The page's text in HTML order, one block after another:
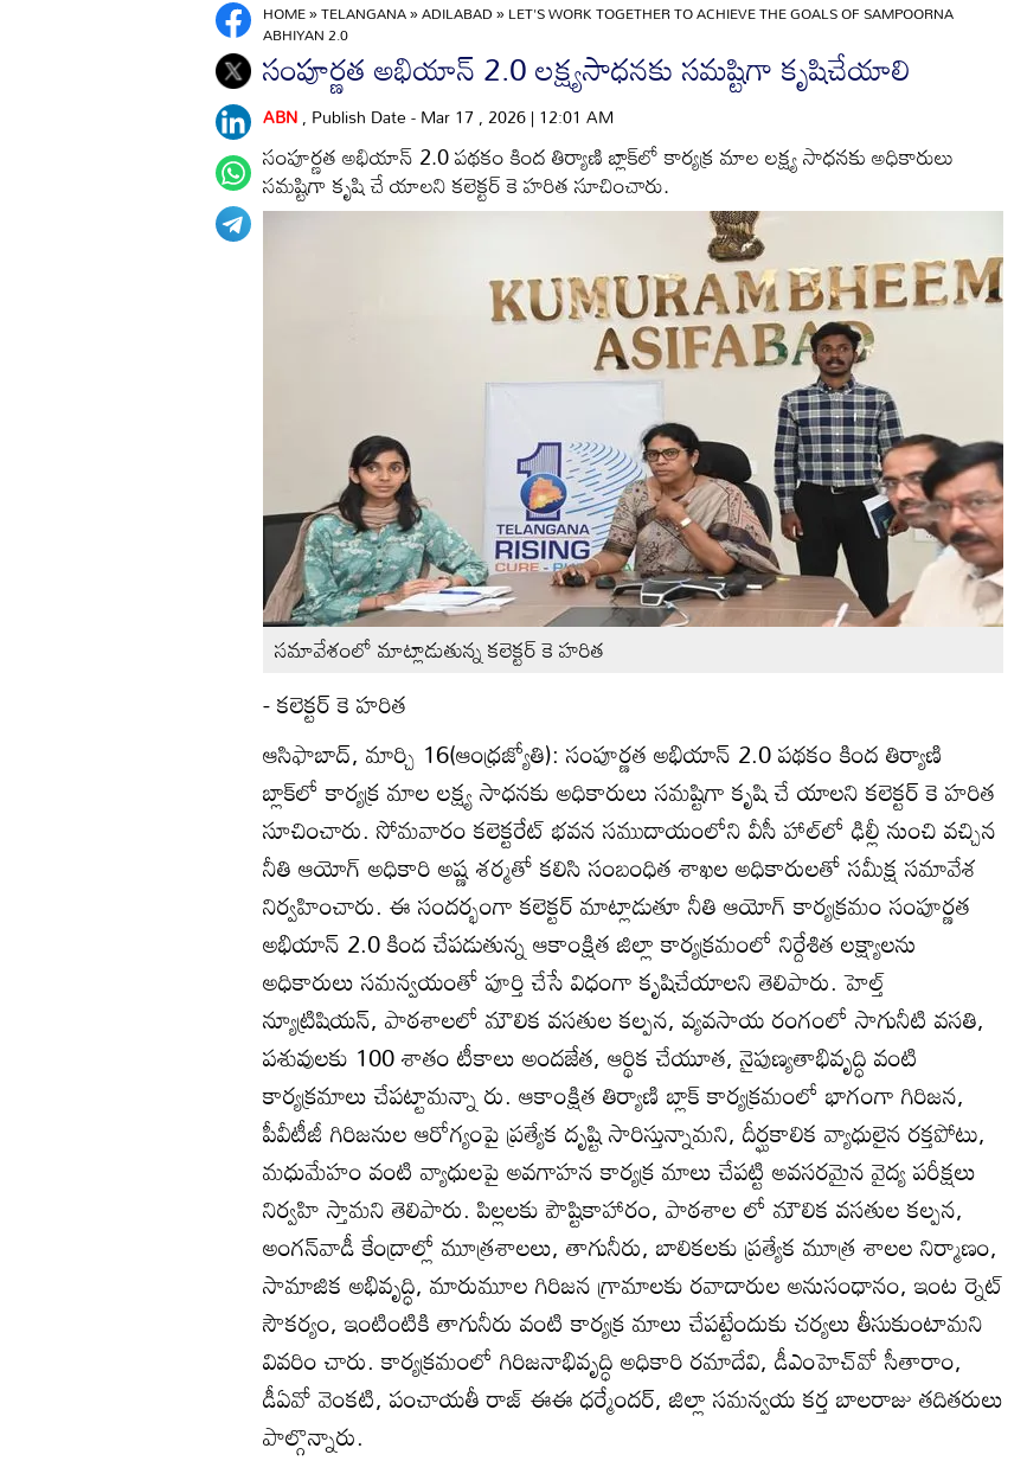
HOME»TELANGANA»ADILABAD»LET'S WORK TOGETHER TO ACHIEVE THE GOALS OF SAMPOORNA
ABHIYAN 2.0
సంపూర్ణత అభియాన్‌ 2.0 లక్ష్యసాధనకు సమష్టిగా కృషిచేయాలి
ABN, Publish Date - Mar 17 , 2026 | 12:01 AM
సంపూర్ణత అభియాన్‌ 2.0 పథకం కింద తిర్యాణి బ్లాక్‌లో కార్యక్ర మాల లక్ష్య సాధనకు అధికారులు
సమష్టిగా కృషి చే యాలని కలెక్టర్‌ కె హరిత సూచించారు.
సమావేశంలో మాట్లాడుతున్న కలెక్టర్‌ కె హరిత
- కలెక్టర్‌ కె హరిత
ఆసిఫాబాద్‌, మార్చి 16(ఆంధ్రజ్యోతి): సంపూర్ణత అభియాన్‌ 2.0 పథకం కింద తిర్యాణి
బ్లాక్‌లో కార్యక్ర మాల లక్ష్య సాధనకు అధికారులు సమష్టిగా కృషి చే యాలని కలెక్టర్‌ కె హరిత
సూచించారు. సోమవారం కలెక్టరేట్‌ భవన సముదాయంలోని వీసీ హాల్‌లో ఢిల్లీ నుంచి వచ్చిన
నీతి ఆయోగ్‌ అధికారి అష్ణ శర్మతో కలిసి సంబంధిత శాఖల అధికారులతో సమీక్ష సమావేశ
నిర్వహించారు. ఈ సందర్భంగా కలెక్టర్‌ మాట్లాడుతూ నీతి ఆయోగ్‌ కార్యక్రమం సంపూర్ణత
అభియాన్‌ 2.0 కింద చేపడుతున్న ఆకాంక్షిత జిల్లా కార్యక్రమంలో నిర్దేశిత లక్ష్యాలను
అధికారులు సమన్వయంతో పూర్తి చేసే విధంగా కృషిచేయాలని తెలిపారు. హెల్త్‌
న్యూట్రిషియన్‌, పాఠశాలలో మౌలిక వసతుల కల్పన, వ్యవసాయ రంగంలో సాగునీటి వసతి,
పశువులకు 100 శాతం టీకాలు అందజేత, ఆర్థిక చేయూత, నైపుణ్యతాభివృద్ధి వంటి
కార్యక్రమాలు చేపట్టామన్నా రు. ఆకాంక్షిత తిర్యాణి బ్లాక్‌ కార్యక్రమంలో భాగంగా గిరిజన,
పీవీటీజీ గిరిజనుల ఆరోగ్యంపై ప్రత్యేక దృష్టి సారిస్తున్నామని, దీర్ఘకాలిక వ్యాధులైన రక్తపోటు,
మధుమేహం వంటి వ్యాధులపై అవగాహన కార్యక్ర మాలు చేపట్టి అవసరమైన వైద్య పరీక్షలు
నిర్వహి స్తామని తెలిపారు. పిల్లలకు పౌష్టికాహారం, పాఠశాల లో మౌలిక వసతుల కల్పన,
అంగన్‌వాడీ కేంద్రాల్లో మూత్రశాలలు, తాగునీరు, బాలికలకు ప్రత్యేక మూత్ర శాలల నిర్మాణం,
సామాజిక అభివృద్ధి, మారుమూల గిరిజన గ్రామాలకు రవాదారుల అనుసంధానం, ఇంట ర్నెట్‌
సౌకర్యం, ఇంటింటికి తాగునీరు వంటి కార్యక్ర మాలు చేపట్టేందుకు చర్యలు తీసుకుంటామని
వివరిం చారు. కార్యక్రమంలో గిరిజనాభివృద్ధి అధికారి రమాదేవి, డీఎంహెచ్‌వో సీతారాం,
డీఏవో వెంకటి, పంచాయతీ రాజ్‌ ఈఈ ధర్మేందర్‌, జిల్లా సమన్వయ కర్త బాలరాజు తదితరులు
పాల్గొన్నారు.